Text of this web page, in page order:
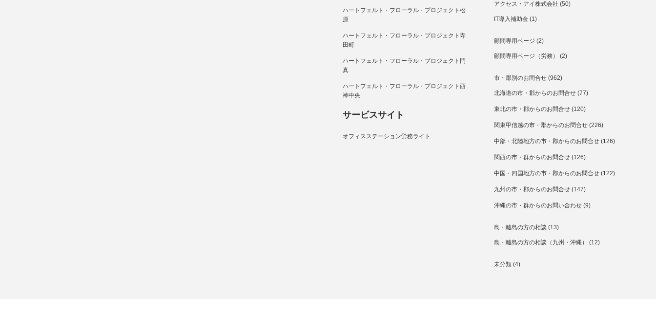
ハートフェルト・フローラル・プロジェクト松
原
ハートフェルト・フローラル・プロジェクト寺
田町
ハートフェルト・フローラル・プロジェクト門
真
ハートフェルト・フローラル・プロジェクト西
神中央
サービスサイト
オフィスステーション労務ライト
アクセス・アイ株式会社 (50)
IT導入補助金 (1)
顧問専用ページ (2)
顧問専用ページ（労務） (2)
市・郡別のお問合せ (962)
北海道の市・郡からのお問合せ (77)
東北の市・郡からのお問合せ (120)
関東甲信越の市・郡からのお問合せ (226)
中部・北陸地方の市・郡からのお問合せ (126)
関西の市・群からのお問合せ (126)
中国・四国地方の市・郡からのお問合せ (122)
九州の市・郡からのお問合せ (147)
沖縄の市・群からのお問い合わせ (9)
島・離島の方の相談 (13)
島・離島の方の相談（九州・沖縄） (12)
未分類 (4)